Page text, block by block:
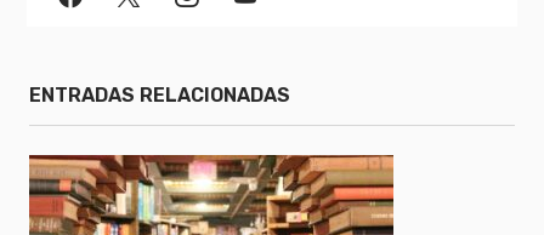
ENTRADAS RELACIONADAS